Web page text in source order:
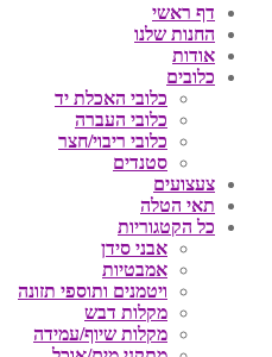
דף ראשי
החנות שלנו
אודות
כלובים
כלובי האכלת יד
כלובי העברה
כלובי ריבוי/חצר
סטנדים
צעצועים
תאי הטלה
כל הקטגוריות
אבני סידן
אמבטיות
ויטמנים ותוספי תזונה
מקלות דבש
מקלות שיוף/עמידה